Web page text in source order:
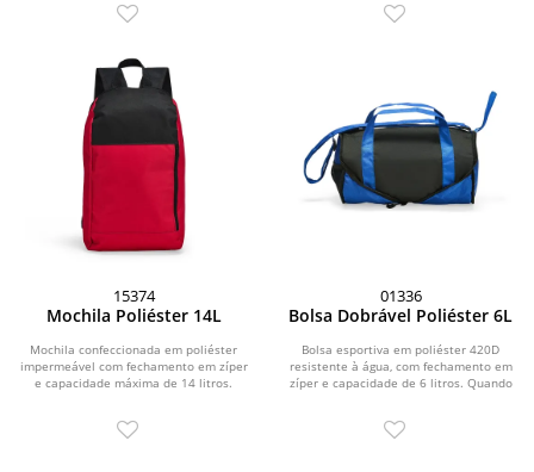
15374
Mochila Poliéster 14L
Mochila confeccionada em poliéster
impermeável com fechamento em zíper
e capacidade máxima de 14 litros.
01336
Bolsa Dobrável Poliéster 6L
Bolsa esportiva em poliéster 420D
resistente à água, com fechamento em
zíper e capacidade de 6 litros. Quando